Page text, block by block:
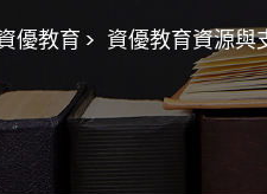
優教育 > 資優教育資源與